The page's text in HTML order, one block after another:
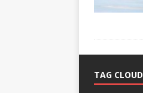
TAG CLOUD